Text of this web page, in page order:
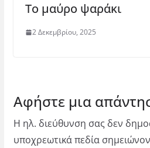
Το μαύρο ψαράκι
2 Δεκεμβρίου, 2025
Αφήστε μια
Η ηλ. διεύθυνση σας δεν
υποχρεωτικά πεδία